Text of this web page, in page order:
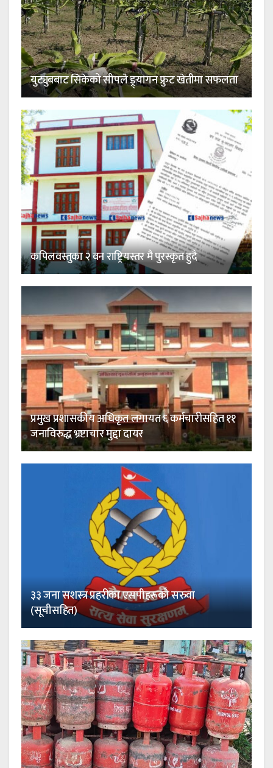
युट्युबबाट सिकेको सीपले ड्र्यागन फ्रुट खेतीमा सफलता
कपिलवस्तुका २ वन राष्ट्रियस्तर मै पुरस्कृत हुदै
प्रमुख प्रशासकीय अधिकृत लगायत ६ कर्मचारीसहित ११
जनाविरुद्ध भ्रष्टाचार मुद्दा दायर
३३ जना सशस्त्र प्रहरीका एसपीहरूको सरुवा
(सूचीसहित)